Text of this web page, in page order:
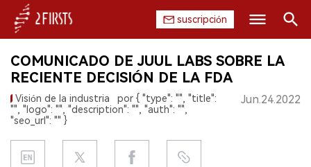
suscripción
INICIO
EMPRESA
Buscar
COMUNICADO DE JUUL LABS SOBRE LA
RECIENTE DECISIÓN DE LA FDA
Visión de la industria
por { "type": "", "title":
"", "logo": "", "description": "", "auth": "",
"seo_url": "" }
Jun.24.2022